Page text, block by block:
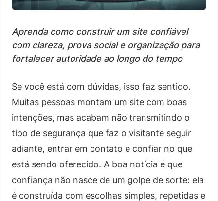
Aprenda como construir um site confiável
com clareza, prova social e organização para
fortalecer autoridade ao longo do tempo
Se você está com dúvidas, isso faz sentido.
Muitas pessoas montam um site com boas
intenções, mas acabam não transmitindo o
tipo de segurança que faz o visitante seguir
adiante, entrar em contato e confiar no que
está sendo oferecido. A boa notícia é que
confiança não nasce de um golpe de sorte: ela
é construída com escolhas simples, repetidas e